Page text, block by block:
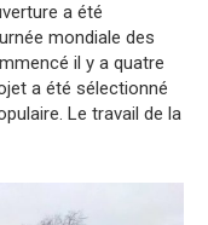
a été
mondiale des
il y a quatre
a été sélectionné
Le travail de la